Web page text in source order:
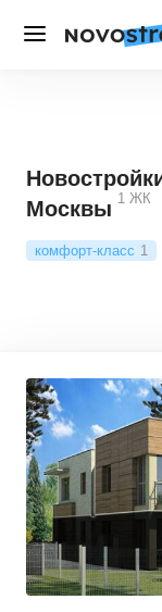
Москвы 1 ЖК
комфорт-класс 1